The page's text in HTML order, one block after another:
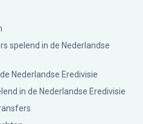
spelend in de Nederlandse
Nederlandse Eredivisie
in de Nederlandse Eredivisie